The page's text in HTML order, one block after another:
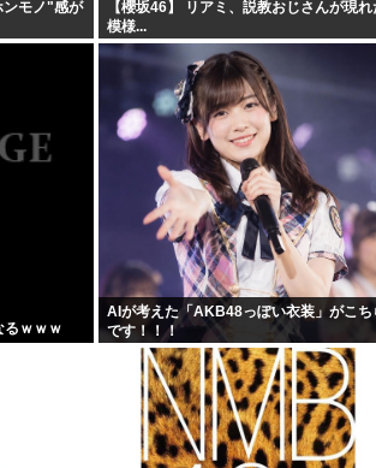
ンモノ"感が
【櫻坂46】 リアミ、説教おじさんが現れ
模様...
るｗｗｗ
AIが考えた「AKB48っぽい衣装」がこち
です！！！